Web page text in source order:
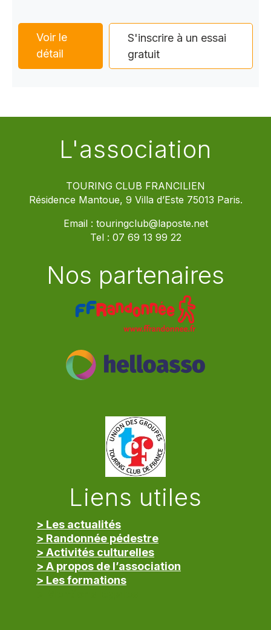
Voir le
détail
S'inscrire à un essai
gratuit
L'association
TOURING CLUB FRANCILIEN
Résidence Mantoue, 9 Villa d’Este 75013 Paris.
Email : touringclub@laposte.net
Tel : 07 69 13 99 22
Nos partenaires
Liens utiles
> Les actualités
> Randonnée pédestre
> Activités culturelles
> A propos de l’association
> Les formations